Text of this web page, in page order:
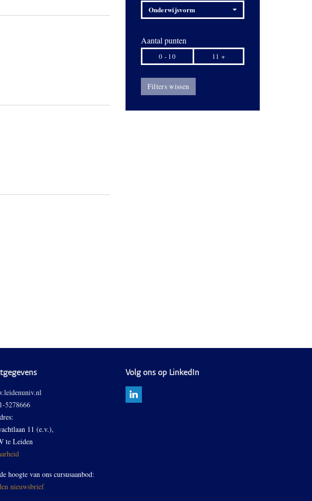
Onderwijsvorm
Aantal punten
0 - 10 11 +
Filters wissen
5278666
11 (e.v.),
te Leiden
hoogte van ons cursusaanbod:
nieuwsbrief
Volg ons op LinkedIn